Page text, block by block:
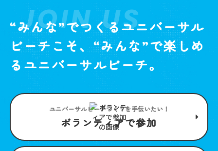
JOIN US
“みんな”でつくるユニバーサル
ビーチこそ、“みんな”で楽しめ
るユニバーサルビーチ。
ユニバーサルビーチつくりを手伝いたい！
ボランティアで参加